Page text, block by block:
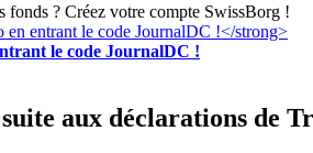
fonds ? Créez votre compte SwissBorg !
le code JournalDC !
aux déclarations de